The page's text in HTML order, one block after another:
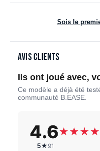
Sois le
Avis clients
Ils ont joué avec,
Ce modèle a déjà été
communauté B.EASE.
4.6★★★★
5★ 91